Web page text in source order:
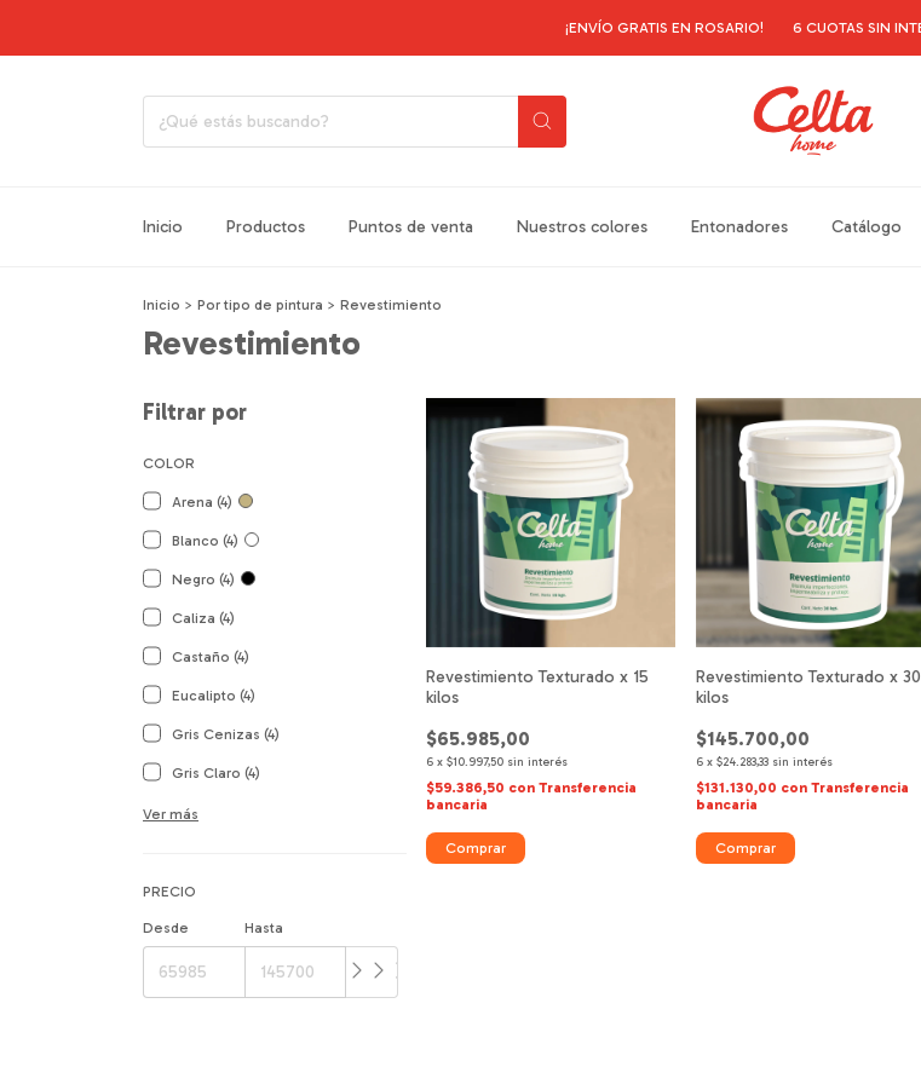
¡ENVÍO GRATIS EN ROSARIO! 6 CUOTAS SIN INTERÉS
Inicio Productos Puntos de venta Nuestros colores Entonadores Catálogo
Inicio > Por tipo de pintura > Revestimiento
Revestimiento
Filtrar por
COLOR
Arena (4)
Blanco (4)
Negro (4)
Caliza (4)
Castaño (4)
Eucalipto (4)
Gris Cenizas (4)
Gris Claro (4)
Ver más
PRECIO
Desde Hasta
Revestimiento Texturado x 15
kilos
$65.985,00
6 x$10.997,50 sin interés
$59.386,50 con Transferencia
bancaria
Comprar
Revestimiento Texturado x 30
kilos
$145.700,00
6 x $24.283,33 sin interés
$131.130,00 con Transferencia
bancaria
Comprar